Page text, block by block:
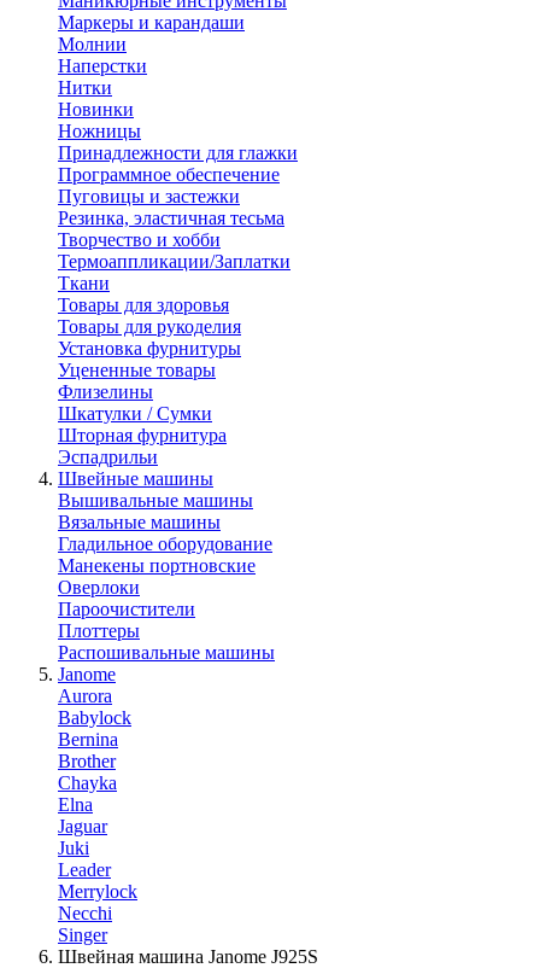
Маркеры и карандаши
Молнии
Наперстки
Нитки
Новинки
Ножницы
Принадлежности для глажки
Программное обеспечение
Пуговицы и застежки
Резинка, эластичная тесьма
Творчество и хобби
Термоаппликации/Заплатки
Ткани
Товары для здоровья
Товары для рукоделия
Установка фурнитуры
Уцененные товары
Флизелины
Шкатулки / Сумки
Шторная фурнитура
Эспадрильи
Швейные машины
Вышивальные машины
Вязальные машины
Гладильное оборудование
Манекены портновские
Оверлоки
Пароочистители
Плоттеры
Распошивальные машины
Janome
Aurora
Babylock
Bernina
Brother
Chayka
Elna
Jaguar
Juki
Leader
Merrylock
Necchi
Singer
Швейная машина Janome J925S